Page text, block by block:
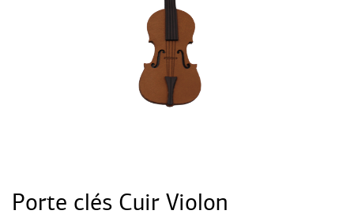
Porte clés Cuir Violon